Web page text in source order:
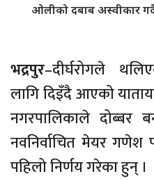
ओलीको दबाब अस्वीकार गर्दै
भद्रपुर–दीर्घरोगले
लागि दिइँदै आएको
नगरपालिकाले दोब्बर
नवनिर्वाचित मेयर गणेश
पहिलो निर्णय गरेका हुन् ।